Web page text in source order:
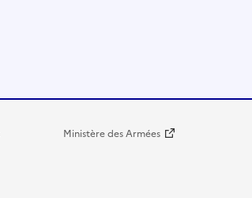
Ministère des Armées